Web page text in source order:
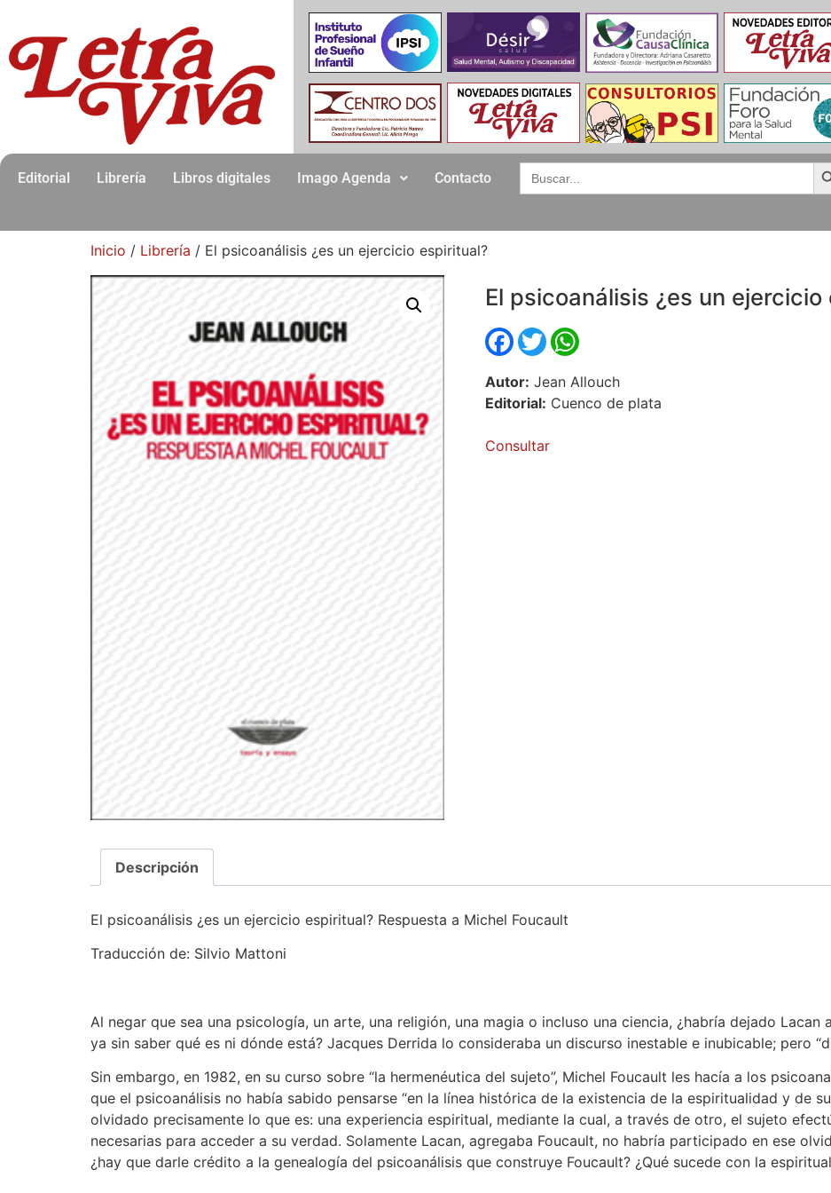
Editorial Librería Libros digitales Imago Agenda Contacto
Search
for:
Inicio / Librería / El psicoanálisis ¿es un ejercicio espiritual?
El psicoanálisis ¿es un
Facebook
TwitterWhatsApp
Autor: Jean Allouch
Editorial: Cuenco de plata
Consultar
Descripción
El psicoanálisis ¿es un ejercicio espiritual? Respuesta a Michel Foucault
Traducción de: Silvio Mattoni
Al negar que sea una psicología, un arte, una religión, una magia o incluso una ciencia, ¿habría dejado
ya sin saber qué es ni dónde está? Jacques Derrida lo consideraba un discurso inestable e inubicable; pero
Sin embargo, en 1982, en su curso sobre “la hermenéutica del sujeto”, Michel Foucault les hacía a los
que el psicoanálisis no había sabido pensarse “en la línea histórica de la existencia de la espiritualidad y de
olvidado precisamente lo que es: una experiencia espiritual, mediante la cual, a través de otro, el sujeto
necesarias para acceder a su verdad. Solamente Lacan, agregaba Foucault, no habría participado en ese
¿hay que darle crédito a la genealogía del psicoanálisis que construye Foucault? ¿Qué sucede con la